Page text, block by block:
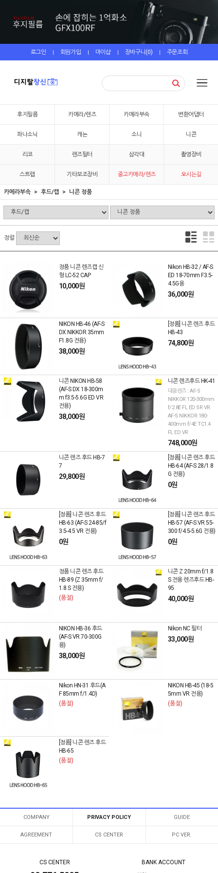
로그인 | 회원가입 | 마이샵 | 장바구니(0) | 주문조회
후지필름 카메라/렌즈 카메라부속 변환어댑터
파나소닉 캐논 소니 니콘
리코 렌즈필터 삼각대 촬영장비
스트랩 기타보조장비 중고카메라/렌즈 오시는길
카메라부속 후드/캡 니콘 정품
정렬
정품 니콘 렌즈캡 신
형 LC-52 CAP
10,000원
Nikon HB-32 / AF-S
ED 18-70mm F3.5-
4.5G용
36,000원
NIKON HB-46 (AF-S
DX NIKKOR 35mm
F1.8G 전용)
38,000원
[정품] 니콘 렌즈 후드
HB-43
74,800원
니콘 NIKON HB-58
(AF-S DX 18-300m
m f3.5-5.6G ED VR
전용)
38,000원
니콘 렌즈후드 HK-41
대응렌즈 : AF-S
NIKKOR 120-300mm
f/2.8E FL ED SR VR
AF-S NIKKOR 180-
400mm f/4E TC1.4
FL ED VR
748,000원
니콘 렌즈 후드 HB-7
7
29,800원
[정품] 니콘 렌즈 후드
HB-64 (AF-S 28/1.8
G 전용)
0원
[정품] 니콘 렌즈 후드
HB-63 (AF-S 24-85/f
3.5-4.5 VR 전용)
0원
[정품] 니콘 렌즈 후드
HB-57 (AF-S VR 55-
300 f/4.5-5.6G 전용)
0원
정품 니콘 렌즈 후드
HB-89 (Z 35mm f/
1.8 S 전용)
(품절)
니콘 Z 20mm f/1.8
S 전용 렌즈후드 HB-
95
40,000원
NIKON HB-36 후드
(AF-S VR 70-300G
용)
38,000원
Nikon NC 필터
33,000원
Nikon HN-31 후드(A
F 85mm f/1.4D)
(품절)
NIKON HB-45 (18-5
5mm VR 전용)
(품절)
[정품] 니콘 렌즈 후드
HB-65
(품절)
COMPANY PRIVACY POLICY GUIDE
AGREEMENT CS CENTER PC VER.
CS CENTER BANK ACCOUNT